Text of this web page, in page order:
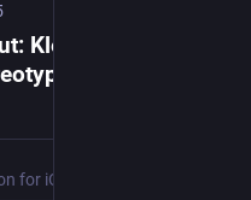
Kleine Anstöße
infrage
for iOS